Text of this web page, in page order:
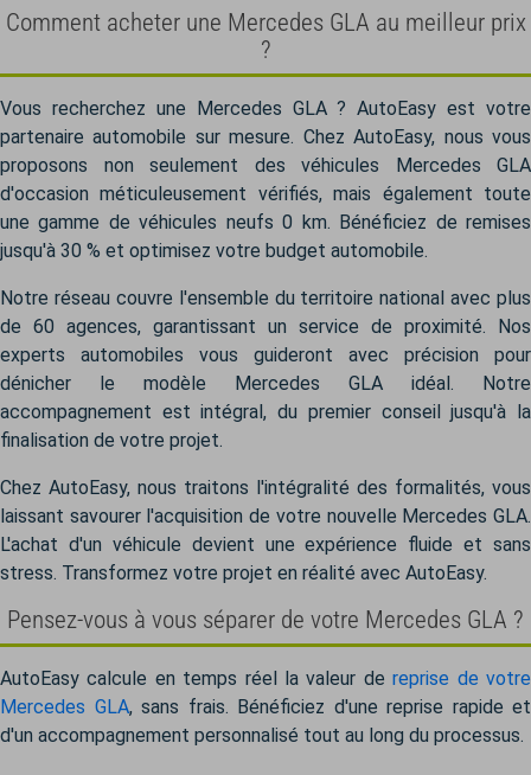
Comment acheter une Mercedes GLA au meilleur prix
?
Vous recherchez une Mercedes GLA ? AutoEasy est votre
partenaire automobile sur mesure. Chez AutoEasy, nous vous
proposons non seulement des véhicules Mercedes GLA
d'occasion méticuleusement vérifiés, mais également toute
une gamme de véhicules neufs 0 km. Bénéficiez de remises
jusqu'à 30 % et optimisez votre budget automobile.
Notre réseau couvre l'ensemble du territoire national avec plus
de 60 agences, garantissant un service de proximité. Nos
experts automobiles vous guideront avec précision pour
dénicher le modèle Mercedes GLA idéal. Notre
accompagnement est intégral, du premier conseil jusqu'à la
finalisation de votre projet.
Chez AutoEasy, nous traitons l'intégralité des formalités, vous
laissant savourer l'acquisition de votre nouvelle Mercedes GLA.
L'achat d'un véhicule devient une expérience fluide et sans
stress. Transformez votre projet en réalité avec AutoEasy.
Pensez-vous à vous séparer de votre Mercedes GLA ?
AutoEasy calcule en temps réel la valeur dereprise de votre
Mercedes GLA, sans frais. Bénéficiez d'une reprise rapide et
d'un accompagnement personnalisé tout au long du processus.